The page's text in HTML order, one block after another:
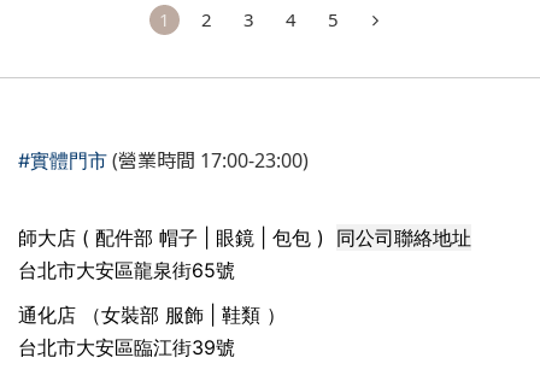
1 2 3 4 5
#實體門市 (營業時間 17:00-23:00)
師大店 ( 配件部 帽子 | 眼鏡 | 包包 ) 同公司聯絡地址
台北市大安區龍泉街65號
通化店 （女裝部 服飾 | 鞋類 ）
台北市大安區臨江街39號